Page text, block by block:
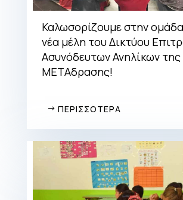
Καλωσορίζουμε στην
νέα μέλη του Δικτύου
Ασυνόδευτων Ανηλίκων της
ΜΕΤΑδρασης!
ΠΕΡΙΣΣΟΤΕΡΑ